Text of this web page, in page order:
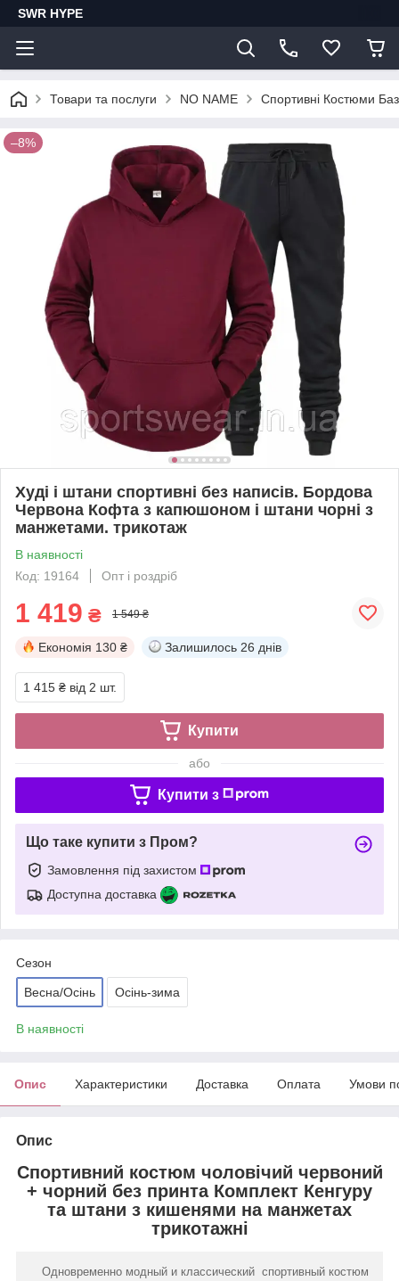
SWR HYPE
Товари та послуги NO NAME Спортивні Костюми
–8%
Худі і штани спортивні без написів. Бордова
Червона Кофта з капюшоном і штани чорні з
манжетами. трикотаж
В наявності
Код: 19164
Опт і роздріб
1 419 ₴ 1 549 ₴
Економія 130 ₴ Залишилось 26 днів
1 415 ₴ від 2 шт.
Купити
або
Купити з
Що таке купити з Пром?
Замовлення під захистом
Доступна доставка
Сезон
Весна/Осінь Осінь-зима
В наявності
Опис Характеристики Доставка Оплата Умови
Опис
Спортивний костюм чоловічий червоний
+ чорний без принта Комплект Кенгуру
та штани з кишенями на манжетах
трикотажні
Одновременно модный и классический спортивный костюм